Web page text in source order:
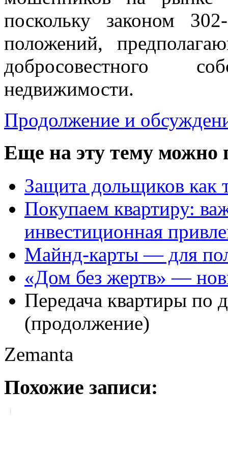
поскольку законом
положений,
добросовестного
недвижимости.
Продолжение и
Еще на эту тему можно
Защита дольщиков как
Покупаем квартиру:
инвестиционная
Майнд-карты — для
«Дом без жертв» —
Передача квартиры по
(продолжение)
Zemanta
Похожие записи: